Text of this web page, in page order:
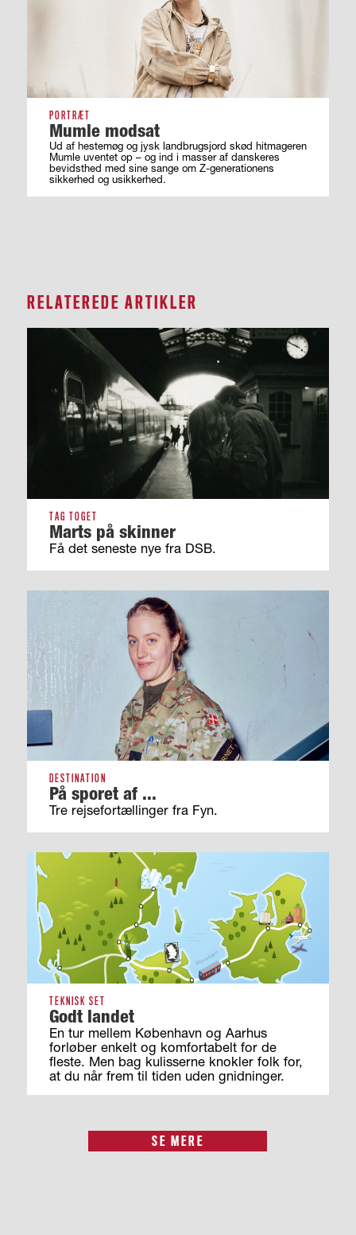
PORTRÆT
Mumle modsat
Ud af hestemøg og jysk landbrugsjord skød hitmageren
Mumle uventet op – og ind i masser af ­danskeres
bevidsthed med sine sange om ­Z-generationens
sikkerhed og usikkerhed.
RELATEREDE ARTIKLER
TAG TOGET
Marts på skinner
Få det seneste nye fra DSB.
DESTINATION
På sporet af ...
Tre rejsefortællinger fra Fyn.
TEKNISK SET
Godt landet
En tur mellem København og Aarhus
forløber enkelt og komfortabelt for de
fleste. Men bag kulisserne knokler folk for,
at du når frem til tiden uden gnidninger.
SE MERE